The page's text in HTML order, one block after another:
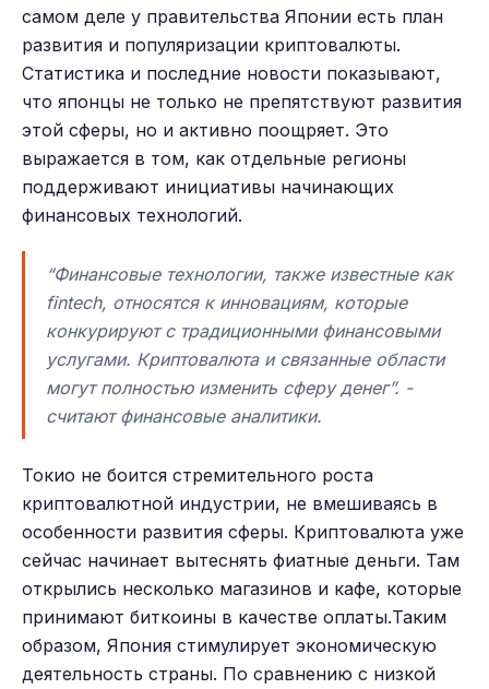
самом деле у правительства Японии есть план
развития и популяризации криптовалюты.
Статистика и последние новости показывают,
что японцы не только не препятствуют развития
этой сферы, но и активно поощряет. Это
выражается в том, как отдельные регионы
поддерживают инициативы начинающих
финансовых технологий.
“Финансовые технологии, также известные как
fintech, относятся к инновациям, которые
конкурируют с традиционными финансовыми
услугами. Криптовалюта и связанные области
могут полностью изменить сферу денег”. -
считают финансовые аналитики.
Токио не боится стремительного роста
криптовалютной индустрии, не вмешиваясь в
особенности развития сферы. Криптовалюта уже
сейчас начинает вытеснять фиатные деньги. Там
открылись несколько магазинов и кафе, которые
принимают биткоины в качестве оплаты.Таким
образом, Япония стимулирует экономическую
деятельность страны. По сравнению с низкой